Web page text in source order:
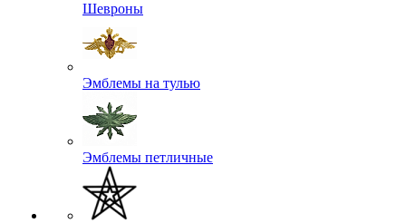
Шевроны
Эмблемы на тулью
Эмблемы петличные